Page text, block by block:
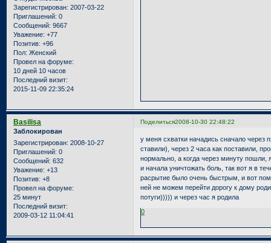
Зарегистрирован: 2007-03-22
Приглашений: 0
Сообщений: 9667
Уважение: +77
Позитив: +96
Пол: Женский
Провел на форуме:
10 дней 10 часов
Последний визит:
2015-11-09 22:35:24
Поделиться2008-10-30 22:48:22
Basilisa
Заблокирован
Зарегистрирован: 2008-10-27
Приглашений: 0
Сообщений: 632
Уважение: +13
Позитив: +8
Провел на форуме:
25 минут
Последний визит:
2009-03-12 11:04:41
у меня схватки начадись сначало через
ставили), через 2 часа как поставили,
нормально, а когда через минуту пошли,
и начала уничтожать боль, так вот я в
расрытие было очень быстрым, и вот
ней не можем перейти дорогу к дому
потуги))))) и через час я родила
0